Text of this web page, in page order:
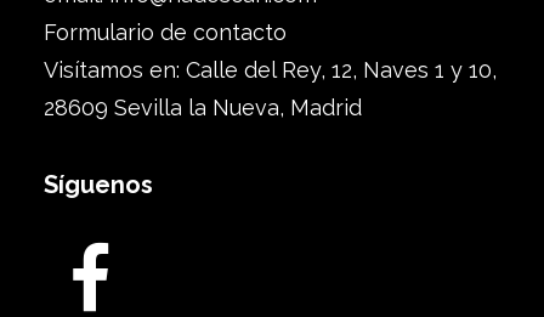
Formulario de contacto
Visítamos en: Calle del Rey, 12, Naves 1 y 10,
28609 Sevilla la Nueva, Madrid
Síguenos